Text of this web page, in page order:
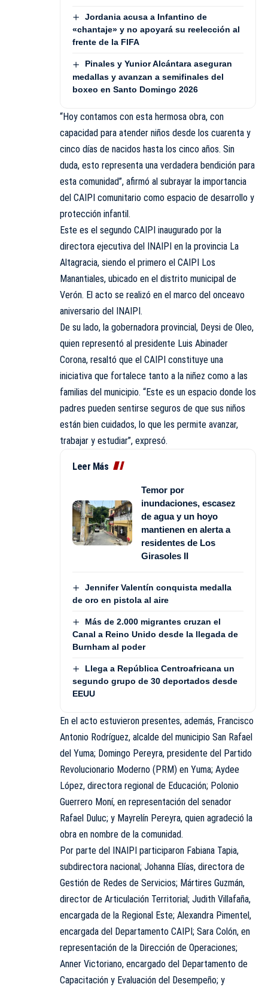
Jordania acusa a Infantino de
«chantaje» y no apoyará su reelección al
frente de la FIFA
Pinales y Yunior Alcántara aseguran
medallas y avanzan a semifinales del
boxeo en Santo Domingo 2026
“Hoy contamos con esta hermosa obra, con
capacidad para atender niños desde los cuarenta y
cinco días de nacidos hasta los cinco años. Sin
duda, esto representa una verdadera bendición para
esta comunidad”, afirmó al subrayar la importancia
del CAIPI comunitario como espacio de desarrollo y
protección infantil.
Este es el segundo CAIPI inaugurado por la
directora ejecutiva del INAIPI en la provincia La
Altagracia, siendo el primero el CAIPI Los
Manantiales, ubicado en el distrito municipal de
Verón. El acto se realizó en el marco del onceavo
aniversario del INAIPI.
De su lado, la gobernadora provincial, Deysi de Oleo,
quien representó al presidente Luis Abinader
Corona, resaltó que el CAIPI constituye una
iniciativa que fortalece tanto a la niñez como a las
familias del municipio. “Este es un espacio donde los
padres pueden sentirse seguros de que sus niños
están bien cuidados, lo que les permite avanzar,
trabajar y estudiar”, expresó.
Leer Más
Temor por
inundaciones, escasez
de agua y un hoyo
mantienen en alerta a
residentes de Los
Girasoles II
Jennifer Valentín conquista medalla
de oro en pistola al aire
Más de 2.000 migrantes cruzan el
Canal a Reino Unido desde la llegada de
Burnham al poder
Llega a República Centroafricana un
segundo grupo de 30 deportados desde
EEUU
En el acto estuvieron presentes, además, Francisco
Antonio Rodríguez, alcalde del municipio San Rafael
del Yuma; Domingo Pereyra, presidente del Partido
Revolucionario Moderno (PRM) en Yuma; Aydee
López, directora regional de Educación; Polonio
Guerrero Moní, en representación del senador
Rafael Duluc; y Mayrelín Pereyra, quien agradeció la
obra en nombre de la comunidad.
Por parte del INAIPI participaron Fabiana Tapia,
subdirectora nacional; Johanna Elías, directora de
Gestión de Redes de Servicios; Mártires Guzmán,
director de Articulación Territorial; Judith Villafaña,
encargada de la Regional Este; Alexandra Pimentel,
encargada del Departamento CAIPI; Sara Colón, en
representación de la Dirección de Operaciones;
Anner Victoriano, encargado del Departamento de
Capacitación y Evaluación del Desempeño; y